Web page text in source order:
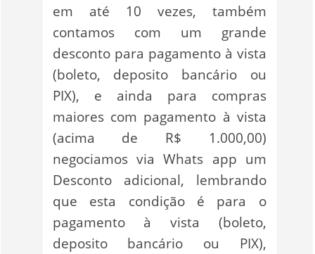
em até 10 vezes, também
contamos com um grande
desconto para pagamento à vista
(boleto, deposito bancário ou
PIX), e ainda para compras
maiores com pagamento à vista
(acima de R$ 1.000,00)
negociamos via Whats app um
Desconto adicional, lembrando
que esta condição é para o
pagamento à vista (boleto,
deposito bancário ou PIX),